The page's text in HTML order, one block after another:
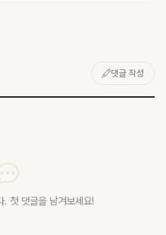
댓글 작성
. 첫 댓글을 남겨보세요!